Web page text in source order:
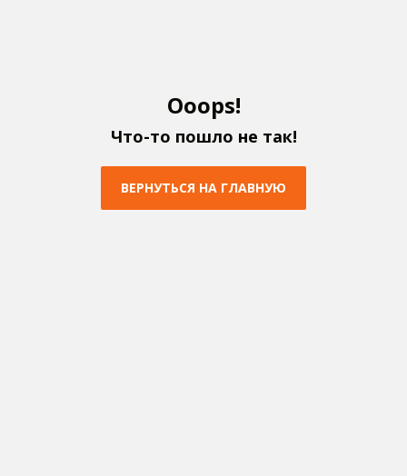
Ooops!
Что-то пошло не так!
ВЕРНУТЬСЯ НА ГЛАВНУЮ